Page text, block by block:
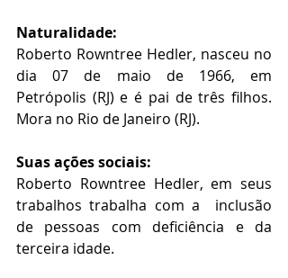
Naturalidade:
Roberto Rowntree Hedler, nasceu no
dia 07 de maio de 1966, em
Petrópolis (RJ) e é pai de três filhos.
Mora no Rio de Janeiro (RJ).
Suas ações sociais:
Roberto Rowntree Hedler, em seus
trabalhos trabalha com a  inclusão
de pessoas com deficiência e da
terceira idade.